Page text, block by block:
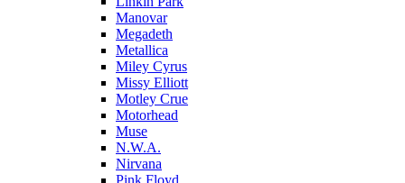
Manovar
Megadeth
Metallica
Miley Cyrus
Missy Elliott
Motley Crue
Motorhead
Muse
N.W.A.
Nirvana
Pink Floyd